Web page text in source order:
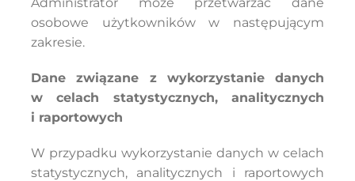
osobowe użytkowników w następującym
zakresie.
Dane związane z wykorzystanie danych
w celach statystycznych, analitycznych
i raportowych
W przypadku wykorzystanie danych w celach
statystycznych, analitycznych i raportowych